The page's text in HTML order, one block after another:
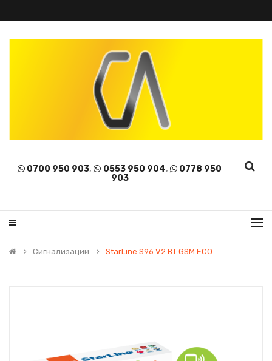
0700 950 903, 0553 950 904,
0778 950
903
Сигнализации StarLine S96 V2 BT GSM ECO